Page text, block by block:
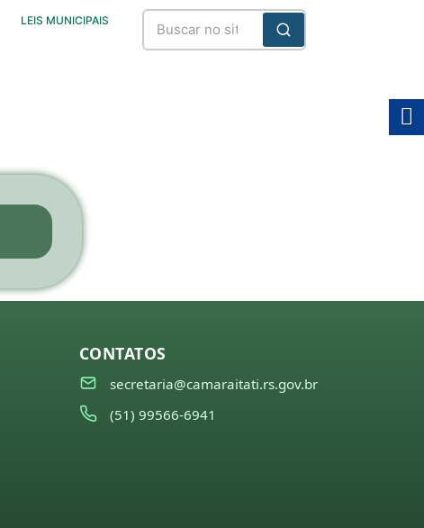
LEIS MUNICIPAIS
CONTATOS
secretaria@camaraitati.rs.gov.br
(51) 99566-6941